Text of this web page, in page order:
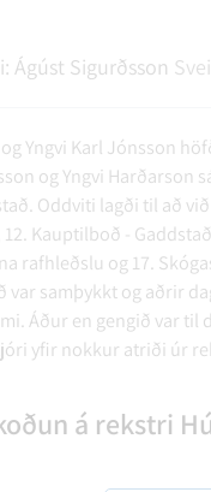
Ágúst Sigurðsson
Yngvi Karl Jónsson
og Yngvi Harðarson
Oddviti lagði til að
Kauptilboð -
rafhleðslu og 17.
var samþykkt og aðrir
Áður en gengið var til
yfir nokkur atriði úr
á rekstri